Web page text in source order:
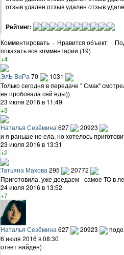
отзыв удален отзыв удален отзыв
Рейтинг:
Комментировать · Нравится объект ·
показать все комментарии (19)
+4
ЭлЬ ВиРа 70
1031
Только сегодня в передаче " Смак"
не пробовала сей еды))
23 июля 2016 в 11:49
+3
Наталья Сезёмина 627
20923
и я раньше не ела, но хотелось
23 июля 2016 в 13:31
+2
Татьяна Махова 295
20772
Приготовила, уже доедаем - самое ТО в
24 июля 2016 в 13:52
+7
Наталья Сезёмина 627 20923
6 июля 2016 в 08:30
ответ найден)